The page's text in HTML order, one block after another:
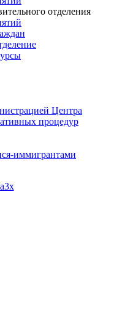
отделения
Центра
процедур
иммигрантами